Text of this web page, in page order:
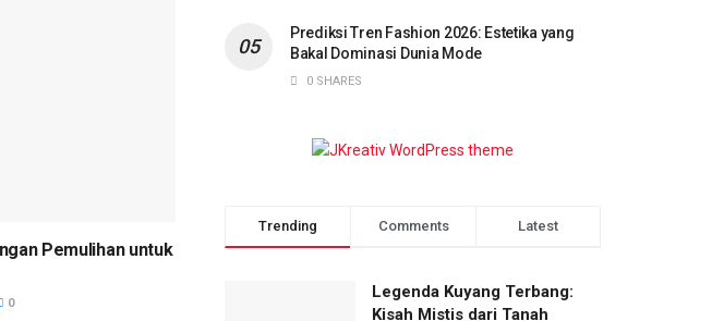
Pemulihan untuk
0
Prediksi Tren Fashion 2026: Estetika yang
Bakal Dominasi Dunia Mode
0 SHARES
Trending Comments Latest
Legenda Kuyang Terbang:
Kisah Mistis dari Tanah